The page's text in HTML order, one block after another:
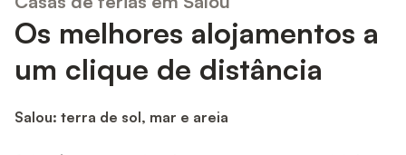
Os melhores alojamentos a
um clique de distância
Salou: terra de sol, mar e areia